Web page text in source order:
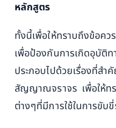
หลักสูตร
ทั้งนี้เพื่อให้ทราบถึงข้อคว
เพื่อป้องกันการเกิดอุบัติ
ประกอบไปด้วยเรื่องที่ส
สัญญาณจราจร เพื่อให้
ต่างๆที่มีการใช้ในการขับ